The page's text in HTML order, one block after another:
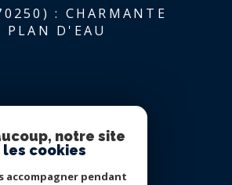
: CHARMANTE
PLAN D'EAU
notre site
cookies
accompagner pendant